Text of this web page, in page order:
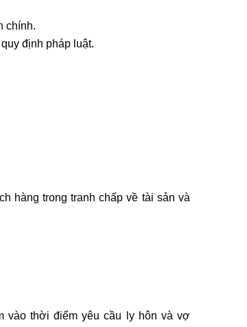
chính.
định pháp luật.
hàng trong tranh chấp về tài sản và
vào thời điểm yêu cầu ly hôn và vợ